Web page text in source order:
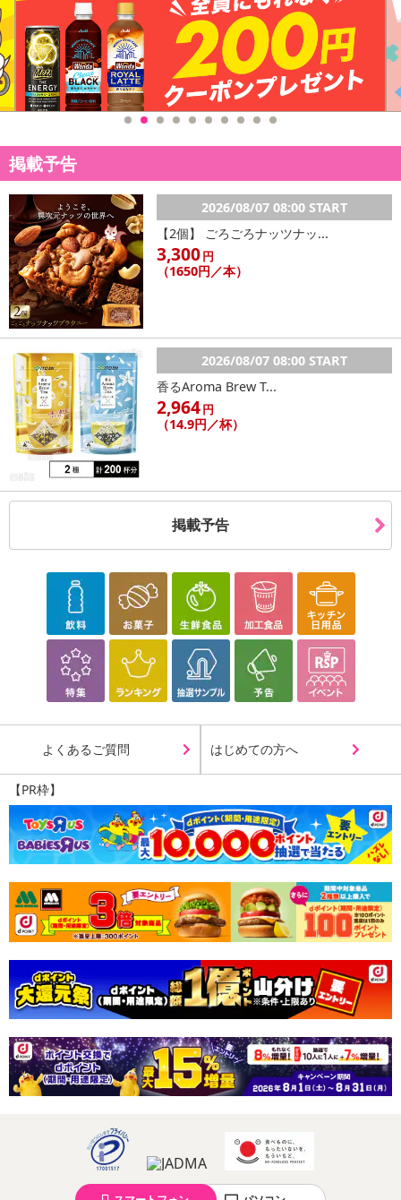
掲載予告
2026/08/07 08:00 START
【2個】 ごろごろナッツナッ...
3,300円
（1650円／本）
2026/08/07 08:00 START
香るAroma Brew T...
2,964円
（14.9円／杯）
掲載予告
よくあるご質問 はじめての方へ
【PR枠】